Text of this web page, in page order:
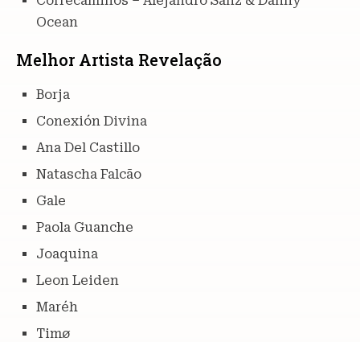
Ocean
Melhor Artista Revelação
Borja
Conexión Divina
Ana Del Castillo
Natascha Falcão
Gale
Paola Guanche
Joaquina
Leon Leiden
Maréh
Timø